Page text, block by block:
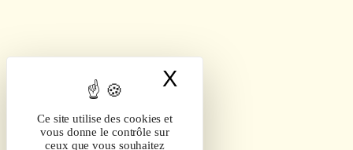
Ce site utilise des cookies et
vous donne le contrôle sur
ceux que vous souhaitez
X